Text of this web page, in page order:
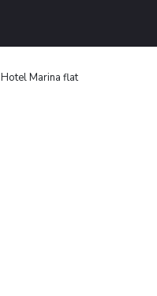
Hotel Marina flat